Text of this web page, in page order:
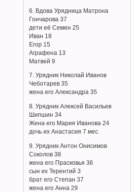
6. Вдова Урядница Матрона
Гончарова 37
дети её Семен 25
Иван 18
Егор 15
Аграфена 13
Матвей 9
7. Урядник Николай Иванов
Чеботарев 35
жена его Александра 35
8. Урядник Алексей Васильев
Шипшин 34
Жена его Мария Иванова 24
дочь их Анастасия 7 мес.
9. Урядник Антон Онисимов
Соколов 38
жена его Прасковья 36
сын их Терентий 3
брат его Степан 37
жена его Анна 29